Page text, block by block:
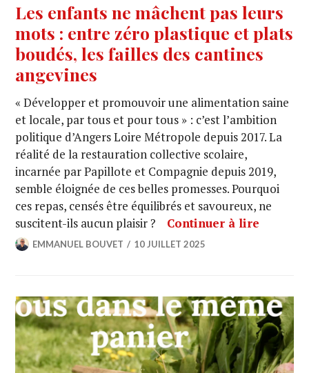
Les enfants ne mâchent pas leurs
mots : entre zéro plastique et plats
boudés, les failles des cantines
angevines
« Développer et promouvoir une alimentation saine
et locale, par tous et pour tous » : c’est l’ambition
politique d’Angers Loire Métropole depuis 2017. La
réalité de la restauration collective scolaire,
incarnée par Papillote et Compagnie depuis 2019,
semble éloignée de ces belles promesses. Pourquoi
ces repas, censés être équilibrés et savoureux, ne
suscitent-ils aucun plaisir ? Continuer à lire
EMMANUEL BOUVET 10 JUILLET 2025